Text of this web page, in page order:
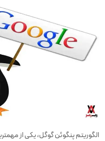
الگوریتم پنگوئن گوگل، یکی از